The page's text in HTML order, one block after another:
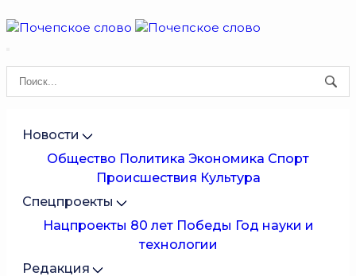
Новости
Общество Политика Экономика Спорт
Происшествия Культура
Спецпроекты
Нацпроекты 80 лет Победы Год науки и
технологии
Редакция